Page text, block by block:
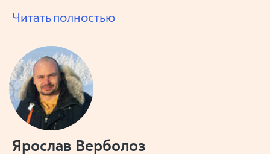
Читать полностью
Ярослав Верболоз